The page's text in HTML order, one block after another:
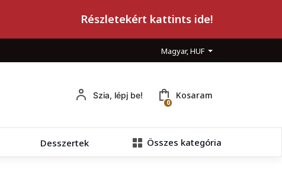
Részletekért kattints ide!
Magyar, HUF
Szia, lépj be!
0
Kosaram
Desszertek Összes kategória